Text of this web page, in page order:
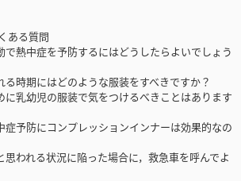
ある質問
熱中症を予防するにはどうしたらよいでしょう
時期にはどのような服装をすべきですか？
乳幼児の服装で気をつけるべきことはあります
予防にコンプレッションインナーは効果的なの
われる状況に陥った場合に，救急車を呼んでよ